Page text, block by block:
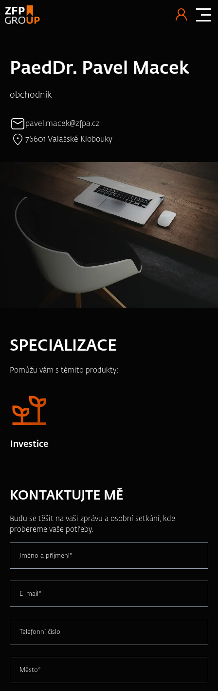
PaedDr. Pavel Macek
obchodník
pavel.macek@zfpa.cz
76601 Valašské Klobouky
SPECIALIZACE
Pomůžu vám s těmito produkty:
Investice
KONTAKTUJTE MĚ
Budu se těšit na vaši zprávu a osobní setkání, kde
probereme vaše potřeby.
Jméno a příjmení*
E-mail*
Telefonní číslo
Město*